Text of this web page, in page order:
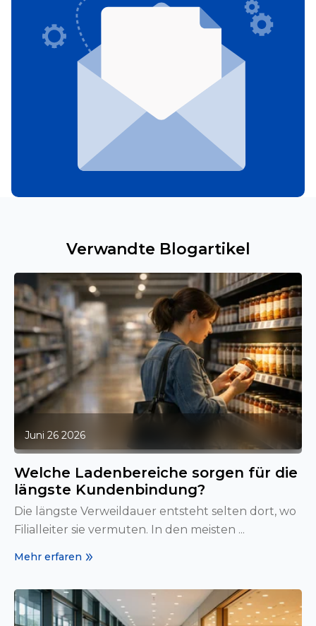
Verwandte Blogartikel
Juni 26 2026
Welche Ladenbereiche sorgen für die
längste Kundenbindung?
Die längste Verweildauer entsteht selten dort, wo
Filialleiter sie vermuten. In den meisten ...
Mehr erfaren